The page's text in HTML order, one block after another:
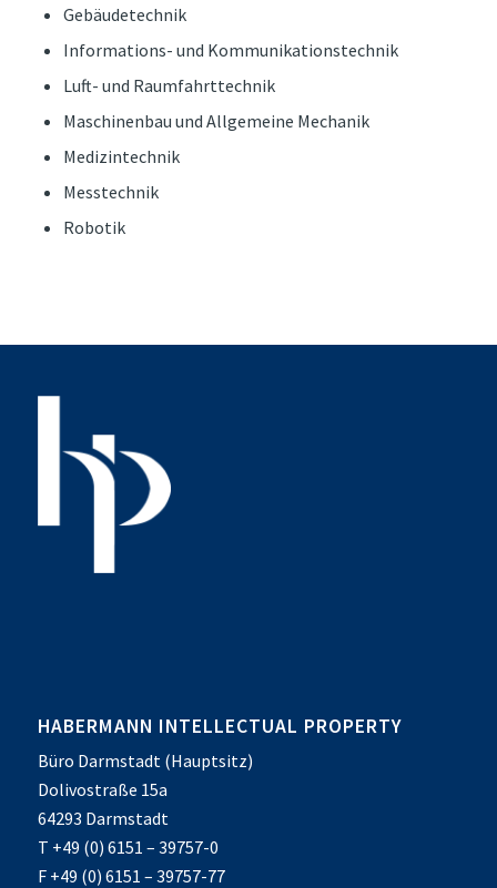
Gebäudetechnik
Informations- und Kommunikationstechnik
Luft- und Raumfahrttechnik
Maschinenbau und Allgemeine Mechanik
Medizintechnik
Messtechnik
Robotik
HABERMANN INTELLECTUAL PROPERTY
Büro Darmstadt (Hauptsitz)
Dolivostraße 15a
64293 Darmstadt
T +49 (0) 6151 – 39757-0
F +49 (0) 6151 – 39757-77